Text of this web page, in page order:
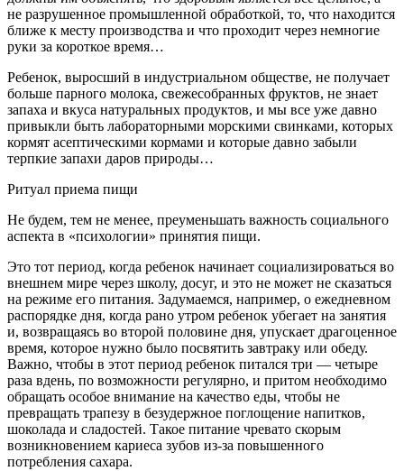
не разрушенное промышленной обработкой, то, что находится
ближе к месту производства и что проходит через немногие
руки за короткое время…
Ребенок, выросший в индустриальном обществе, не получает
больше парного молока, свежесобранных фруктов, не знает
запаха и вкуса натуральных продуктов, и мы все уже давно
привыкли быть лабораторными морскими свинками, которых
кормят асептическими кормами и которые давно забыли
терпкие запахи даров природы…
Ритуал приема пищи
Не будем, тем не менее, преуменьшать важность социального
аспекта в «психологии» принятия пищи.
Это тот период, когда ребенок начинает социализироваться во
внешнем мире через школу, досуг, и это не может не сказаться
на режиме его питания. Задумаемся, например, о ежедневном
распорядке дня, когда рано утром ребенок убегает на занятия
и, возвращаясь во второй половине дня, упускает драгоценное
время, которое нужно было посвятить завтраку или обеду.
Важно, чтобы в этот период ребенок питался три — четыре
раза вдень, по возможности регулярно, и притом необходимо
обращать особое внимание на качество еды, чтобы не
превращать трапезу в безудержное поглощение напитков,
шоколада и сладостей. Такое питание чревато скорым
возникновением кариеса зубов из-за повышенного
потребления сахара.